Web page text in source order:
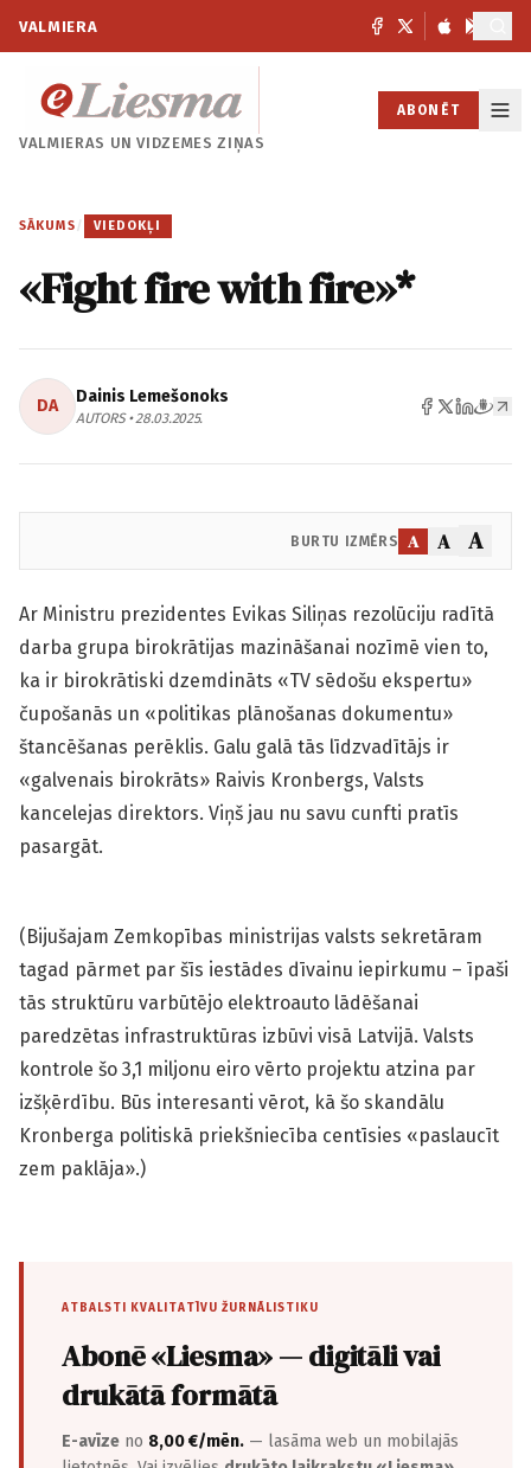
VALMIERA
VALMIERAS UNVIDZEMES ZIŅAS
ABONĒT
SĀKUMS / VIEDOKĻI
«Fight fire with fire»*
DA Dainis Lemešonoks
AUTORS • 28.03.2025.
BURTU IZMĒRS A A A
Ar Ministru prezidentes Evikas Siliņas rezolūciju radītā
darba grupa birokrātijas mazināšanai nozīmē vien to,
ka ir birokrātiski dzemdināts «TV sēdošu ekspertu»
čupošanās un «politikas plānošanas dokumentu»
štancēšanas perēklis. Galu galā tās līdzvadītājs ir
«galvenais birokrāts» Raivis Kronbergs, Valsts
kancelejas direktors. Viņš jau nu savu cunfti pratīs
pasargāt.
(Bijušajam Zemkopības ministrijas valsts sekretāram
tagad pārmet par šīs iestādes dīvainu iepirkumu – īpaši
tās struktūru varbūtējo elektroauto lādēšanai
paredzētas infrastruktūras izbūvi visā Latvijā. Valsts
kontrole šo 3,1 miljonu eiro vērto projektu atzina par
izšķērdību. Būs interesanti vērot, kā šo skandālu
Kronberga politiskā priekšniecība centīsies «paslaucīt
zem paklāja».)
ATBALSTI KVALITATĪVU ŽURNĀLISTIKU
Abonē «Liesma» — digitāli vai
drukātā formātā
E-avīze no 8,00 €/mēn. — lasāma web un mobilajās